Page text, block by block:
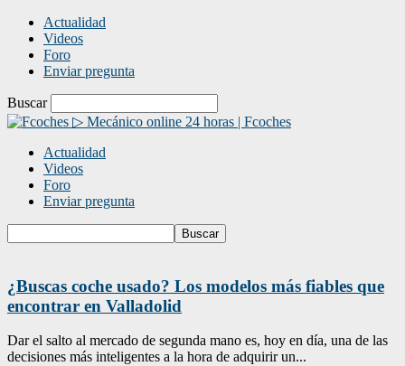
Actualidad
Videos
Foro
Enviar pregunta
Buscar
▷ Mecánico online 24 horas | Fcoches
Actualidad
Videos
Foro
Enviar pregunta
¿Buscas coche usado? Los modelos más fiables que
encontrar en Valladolid
Dar el salto al mercado de segunda mano es, hoy en día, una de las
decisiones más inteligentes a la hora de adquirir un...